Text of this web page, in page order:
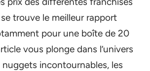
trouve le meilleur rapport
pour une boîte de 20
vous plonge dans l’univers
incontournables, les